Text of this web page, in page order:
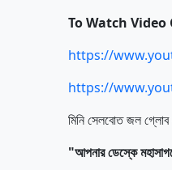
To Watch Video
https://
https://
মিনি সেলবোত জল গ্লোব
"আপনার ডেস্কে